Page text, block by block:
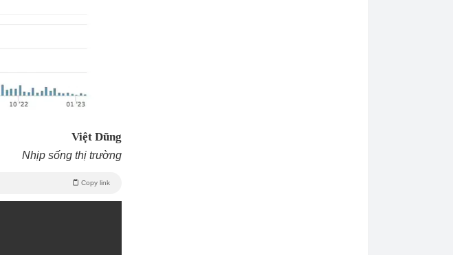
Việt Dũng
Nhịp sống thị trường
Copy link